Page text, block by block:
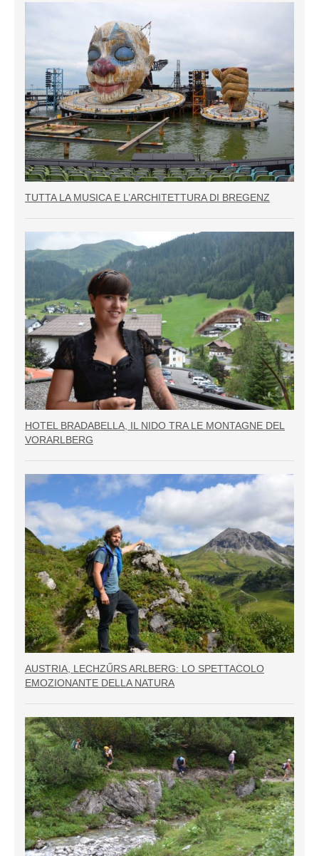
TUTTA LA MUSICA E L’ARCHITETTURA DI BREGENZ
HOTEL BRADABELLA, IL NIDO TRA LE MONTAGNE DEL
VORARLBERG
AUSTRIA, LECHZŰRS ARLBERG: LO SPETTACOLO
EMOZIONANTE DELLA NATURA